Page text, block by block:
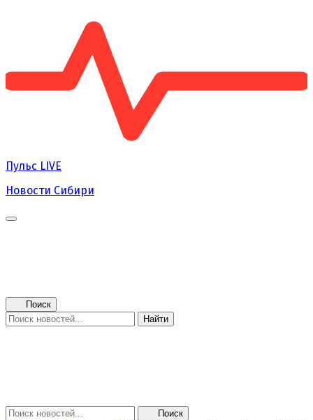
Пульс LIVE
Новости Сибири
Поиск
Найти
Поиск